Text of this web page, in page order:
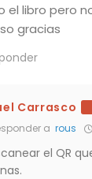
el libro pero
gracias
Carrasco
a rous
el QR